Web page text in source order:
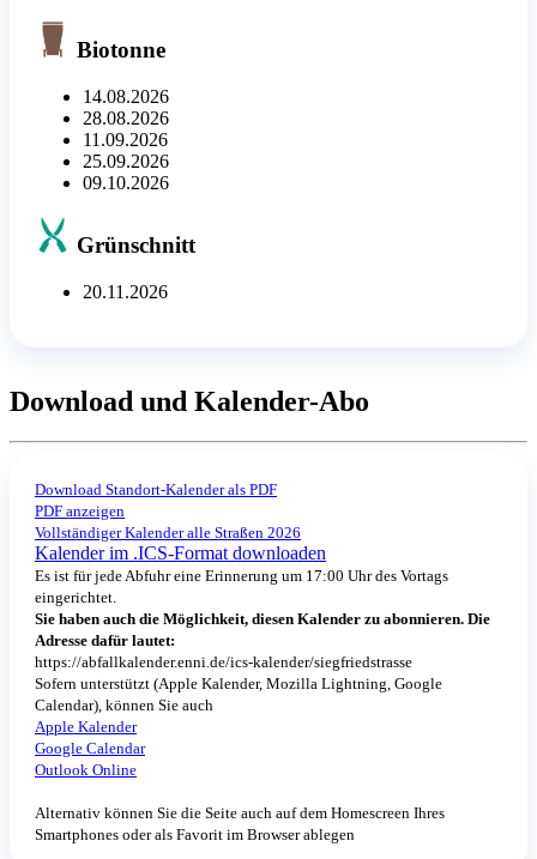
Biotonne
14.08.2026
28.08.2026
11.09.2026
25.09.2026
09.10.2026
Grünschnitt
20.11.2026
Download und Kalender-Abo
Download Standort-Kalender als PDF
PDF anzeigen
Vollständiger Kalender alle Straßen 2026
Kalender im .ICS-Format downloaden
Es ist für jede Abfuhr eine Erinnerung um 17:00 Uhr des Vortags
eingerichtet.
Sie haben auch die Möglichkeit, diesen Kalender zu abonnieren. Die
Adresse dafür lautet:
https://abfallkalender.enni.de/ics-kalender/siegfriedstrasse
Sofern unterstützt (Apple Kalender, Mozilla Lightning, Google
Calendar), können Sie auch
Apple Kalender
Google Calendar
Outlook Online
Alternativ können Sie die Seite auch auf dem Homescreen Ihres
Smartphones oder als Favorit im Browser ablegen